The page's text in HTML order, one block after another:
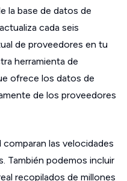
la base de datos de
cada seis
de proveedores en tu
herramienta de
ofrece los datos de
de los proveedores
las velocidades
También podemos incluir
recopilados de millones